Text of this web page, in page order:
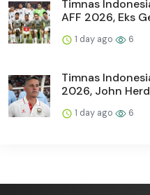
Timnas
AFF 2026, Eks
1 day ago 6
Timnas
2026, John
1 day ago 6